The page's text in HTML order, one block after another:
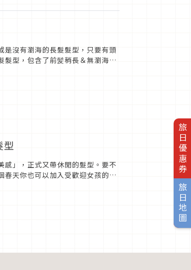
旅日優惠券
旅日地圖
沒有瀏海的長髮髮型，只要有頭
型，包含了前髪稍長＆無瀏海的
型
感」，正式又帶休閒的髮型。要不
天你也可以加入受歡迎女孩的行